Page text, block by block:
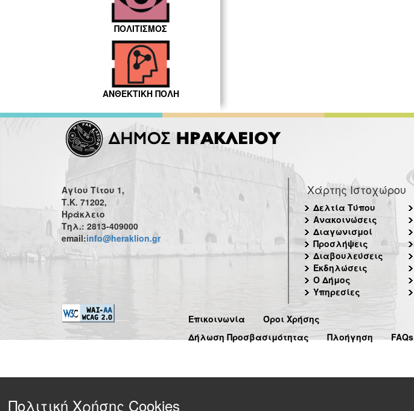
ΠΟΛΙΤΙΣΜΟΣ
ΑΝΘΕΚΤΙΚΗ ΠΟΛΗ
Αγίου Τίτου 1,
Τ.Κ. 71202,
Ηράκλειο
Τηλ.: 2813-409000
email:info@heraklion.gr
Χάρτης Ιστοχώρου
Δελτία Τύπου
Ανακοινώσεις
Διαγωνισμοί
Προσλήψεις
Διαβουλεύσεις
Εκδηλώσεις
Ο Δήμος
Υπηρεσίες
Επικοινωνία
Όροι Χρήσης
Δήλωση Προσβασιμότητας
Πλοήγηση FAQs
Πολιτική Χρήσης Cookies